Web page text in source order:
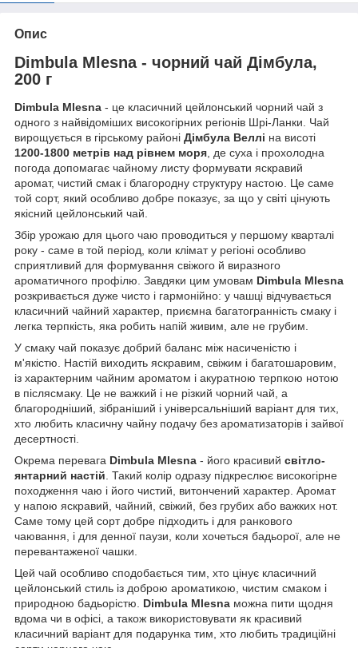
Опис
Dimbula Mlesna - чорний чай Дімбула,
200 г
Dimbula Mlesna - це класичний цейлонський чорний чай з
одного з найвідоміших високогірних регіонів Шрі-Ланки. Чай
вирощується в гірському районі Дімбула Веллі на висоті
1200-1800 метрів над рівнем моря, де суха і прохолодна
погода допомагає чайному листу формувати яскравий
аромат, чистий смак і благородну структуру настою. Це саме
той сорт, який особливо добре показує, за що у світі цінують
якісний цейлонський чай.
Збір урожаю для цього чаю проводиться у першому кварталі
року - саме в той період, коли клімат у регіоні особливо
сприятливий для формування свіжого й виразного
ароматичного профілю. Завдяки цим умовам Dimbula Mlesna
розкривається дуже чисто і гармонійно: у чашці відчувається
класичний чайний характер, приємна багатогранність смаку і
легка терпкість, яка робить напій живим, але не грубим.
У смаку чай показує добрий баланс між насиченістю і
м'якістю. Настій виходить яскравим, свіжим і багатошаровим,
із характерним чайним ароматом і акуратною терпкою нотою
в післясмаку. Це не важкий і не різкий чорний чай, а
благородніший, зібраніший і універсальніший варіант для тих,
хто любить класичну чайну подачу без ароматизаторів і зайвої
десертності.
Окрема перевага Dimbula Mlesna - його красивий світло-
янтарний настій. Такий колір одразу підкреслює високогірне
походження чаю і його чистий, витончений характер. Аромат
у напою яскравий, чайний, свіжий, без грубих або важких нот.
Саме тому цей сорт добре підходить і для ранкового
чаювання, і для денної паузи, коли хочеться бадьорої, але не
перевантаженої чашки.
Цей чай особливо сподобається тим, хто цінує класичний
цейлонський стиль із доброю ароматикою, чистим смаком і
природною бадьорістю. Dimbula Mlesna можна пити щодня
вдома чи в офісі, а також використовувати як красивий
класичний варіант для подарунка тим, хто любить традиційні